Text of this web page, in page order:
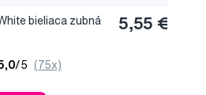
bieliaca zubná
5,55 €
/5 (75x)